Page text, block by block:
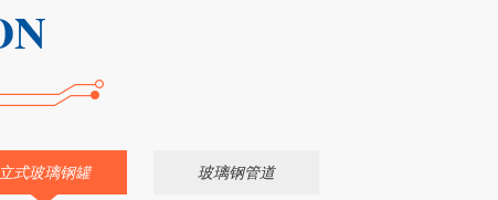
立式玻璃钢罐 玻璃钢管道